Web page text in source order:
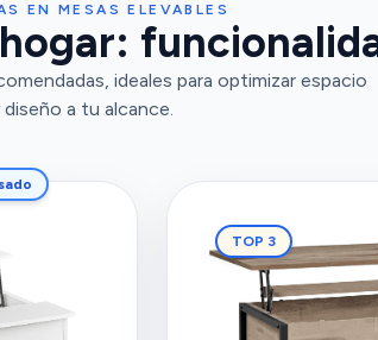
EN MESAS ELEVABLES
ideales para optimizar espacio
a tu alcance.
TOP 3